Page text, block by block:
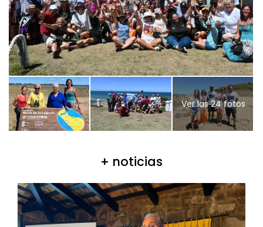
Ver las 24 fotos
+ noticias